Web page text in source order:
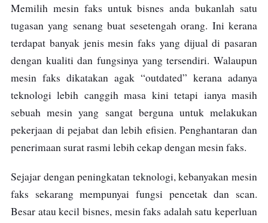
Memilih mesin faks untuk bisnes anda bukanlah satu
tugasan yang senang buat sesetengah orang. Ini kerana
terdapat banyak jenis mesin faks yang dijual di pasaran
dengan kualiti dan fungsinya yang tersendiri. Walaupun
mesin faks dikatakan agak “outdated” kerana adanya
teknologi lebih canggih masa kini tetapi ianya masih
sebuah mesin yang sangat berguna untuk melakukan
pekerjaan di pejabat dan lebih efisien. Penghantaran dan
penerimaan surat rasmi lebih cekap dengan mesin faks.
Sejajar dengan peningkatan teknologi, kebanyakan mesin
faks sekarang mempunyai fungsi pencetak dan scan.
Besar atau kecil bisnes, mesin faks adalah satu keperluan